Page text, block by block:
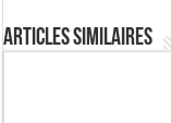
Articles similaires